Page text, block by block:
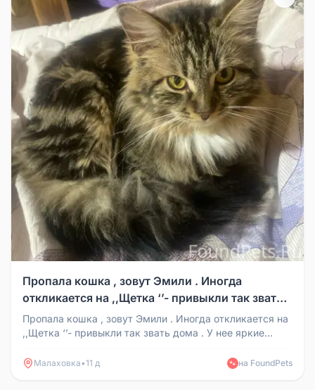
Пропала кошка , зовут Эмили . Иногда
откликается на ,,Щетка ‘’- привыкли так звать
дома . У нее яркие желтые глаза , грудка белая
, окрас черно-коричневый-белый. Очень
подошла -пожалуйста, позвоните / напишите
Пропала кошка , зовут Эмили . Иногда откликается на
,,Щетка ‘’- привыкли так звать дома . У нее яркие
Малаховка•11 д 🐾 на FoundPets